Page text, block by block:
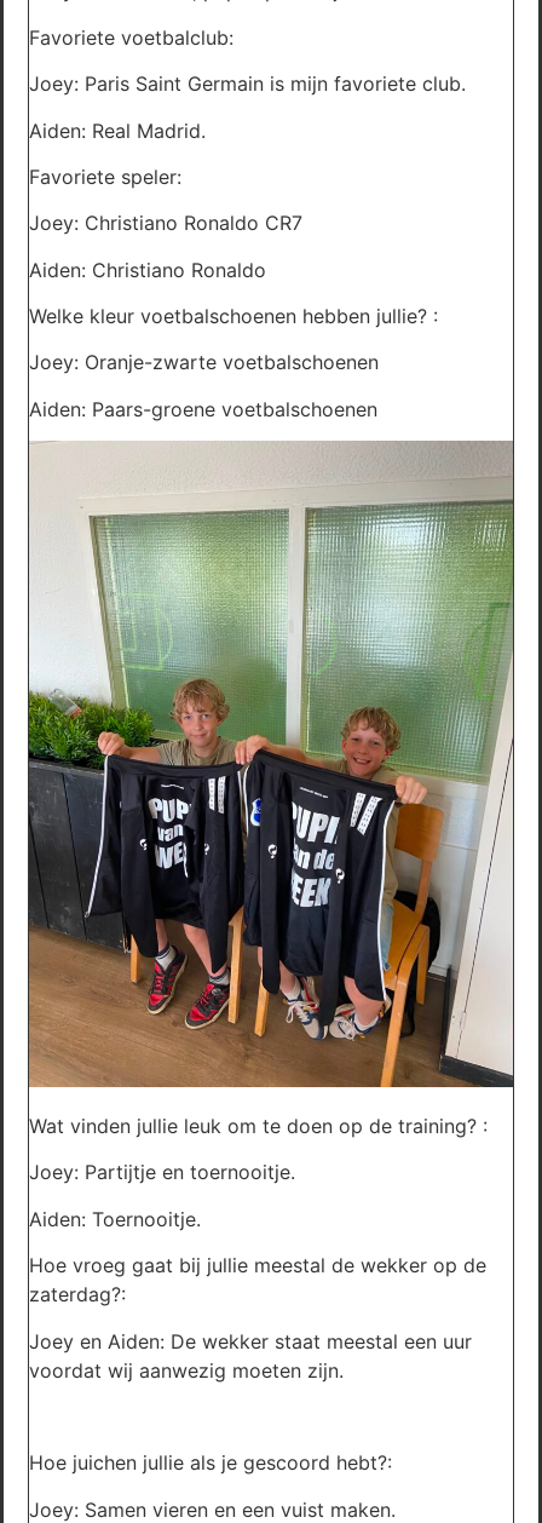
Favoriete voetbalclub:
Joey: Paris Saint Germain is mijn favoriete club.
Aiden: Real Madrid.
Favoriete speler:
Joey: Christiano Ronaldo CR7
Aiden: Christiano Ronaldo
Welke kleur voetbalschoenen hebben jullie? :
Joey: Oranje-zwarte voetbalschoenen
Aiden: Paars-groene voetbalschoenen
Wat vinden jullie leuk om te doen op de training? :
Joey: Partijtje en toernooitje.
Aiden: Toernooitje.
Hoe vroeg gaat bij jullie meestal de wekker op de
zaterdag?:
Joey en Aiden: De wekker staat meestal een uur
voordat wij aanwezig moeten zijn.
Hoe juichen jullie als je gescoord hebt?:
Joey: Samen vieren en een vuist maken.